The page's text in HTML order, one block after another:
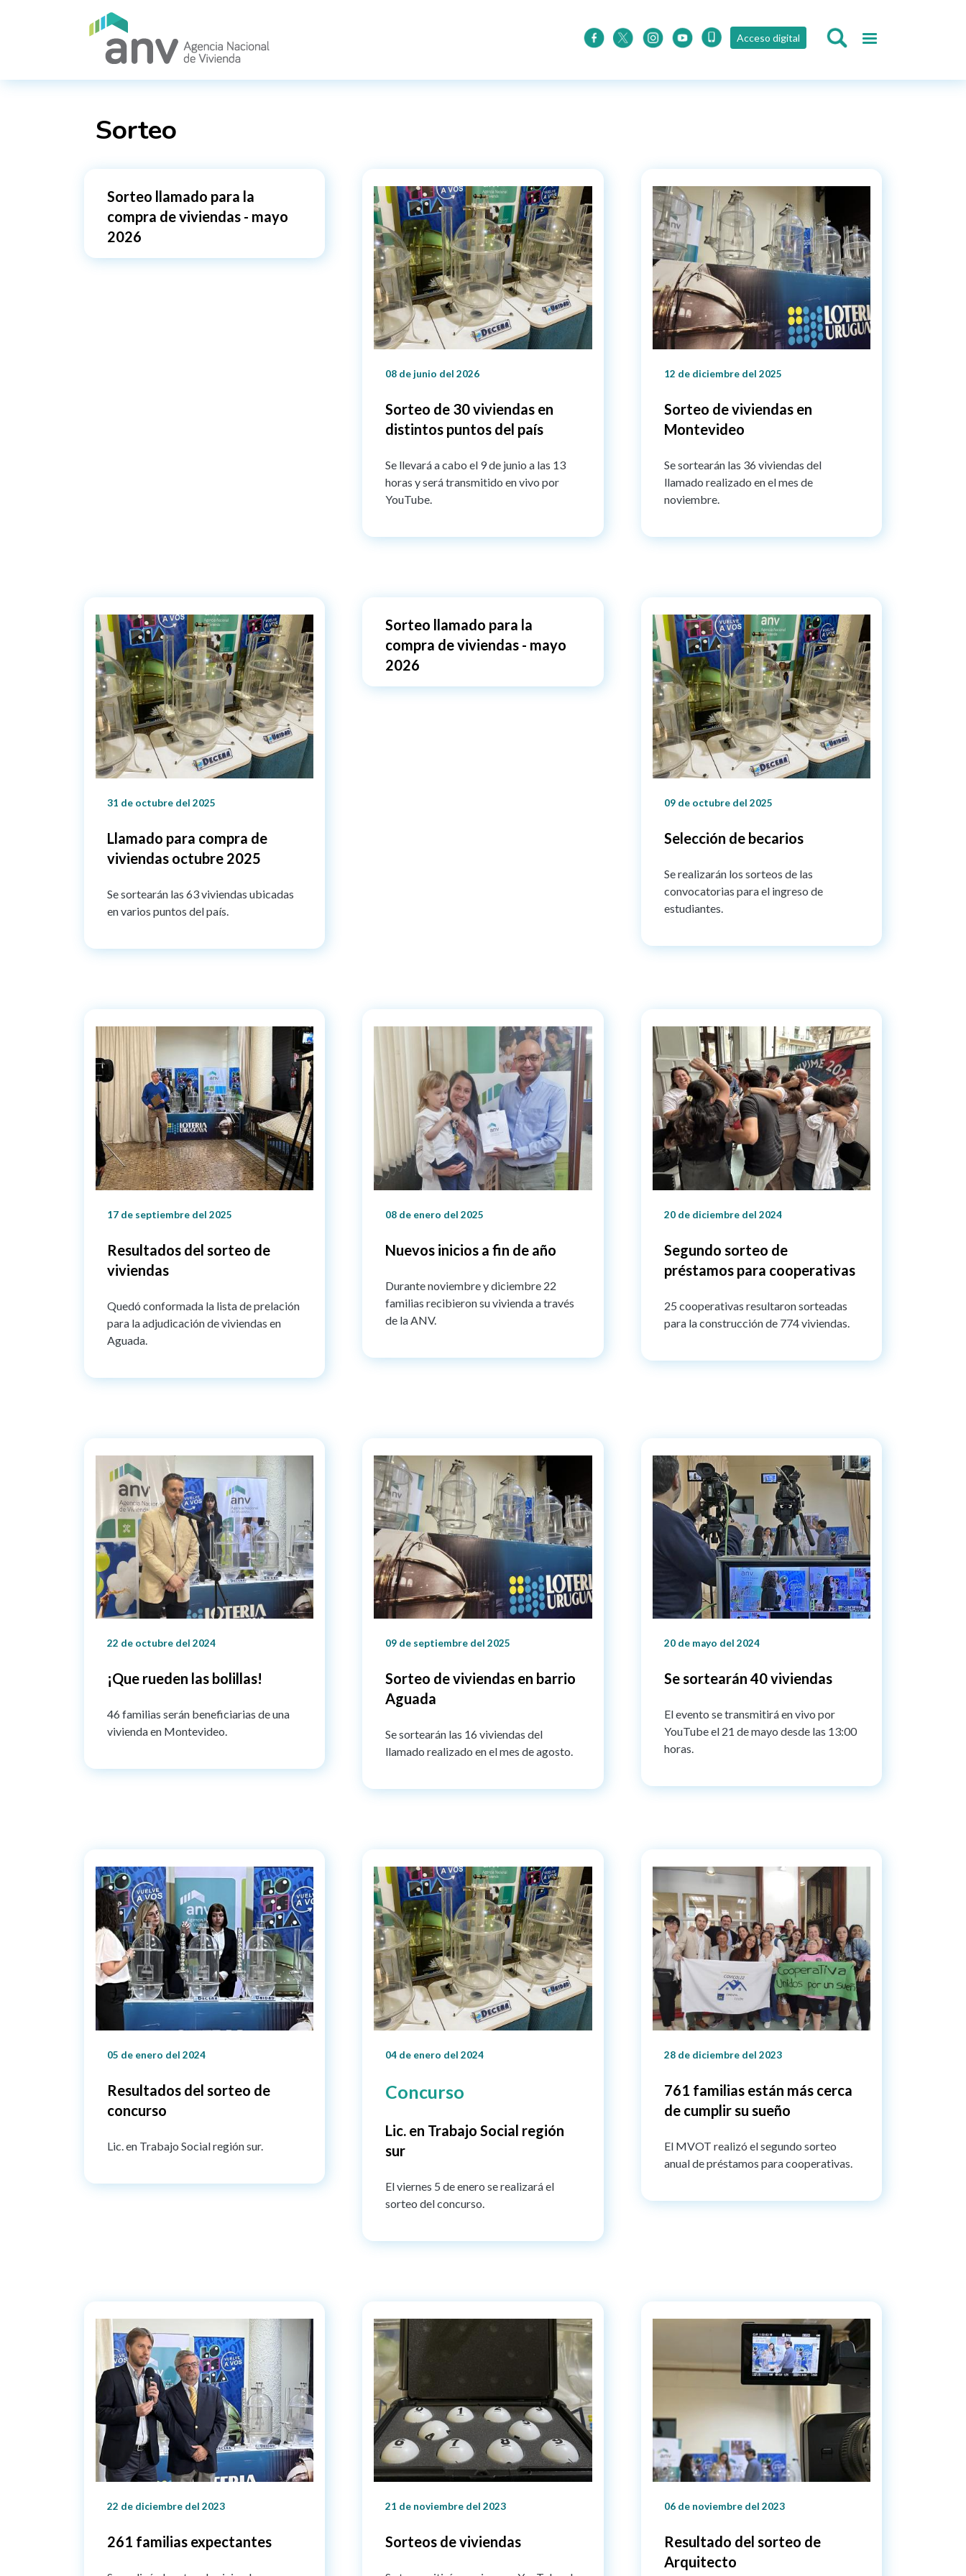
Acceso digital
Sorteo
Sorteo llamado para la
compra de viviendas - mayo
2026
08 de junio del 2026
Sorteo de 30 viviendas en
distintos puntos del país
Se llevará a cabo el 9 de junio a las 13
horas y será transmitido en vivo por
YouTube.
12 de diciembre del 2025
Sorteo de viviendas en
Montevideo
Se sortearán las 36 viviendas del
llamado realizado en el mes de
noviembre.
31 de octubre del 2025
Llamado para compra de
viviendas octubre 2025
Se sortearán las 63 viviendas ubicadas
en varios puntos del país.
Sorteo llamado para la
compra de viviendas - mayo
2026
09 de octubre del 2025
Selección de becarios
Se realizarán los sorteos de las
convocatorias para el ingreso de
estudiantes.
17 de septiembre del 2025
Resultados del sorteo de
viviendas
Quedó conformada la lista de prelación
para la adjudicación de viviendas en
Aguada.
08 de enero del 2025
Nuevos inicios a fin de año
Durante noviembre y diciembre 22
familias recibieron su vivienda a través
de la ANV.
20 de diciembre del 2024
Segundo sorteo de
préstamos para cooperativas
25 cooperativas resultaron sorteadas
para la construcción de 774 viviendas.
22 de octubre del 2024
¡Que rueden las bolillas!
46 familias serán beneficiarias de una
vivienda en Montevideo.
09 de septiembre del 2025
Sorteo de viviendas en barrio
Aguada
Se sortearán las 16 viviendas del
llamado realizado en el mes de agosto.
20 de mayo del 2024
Se sortearán 40 viviendas
El evento se transmitirá en vivo por
YouTube el 21 de mayo desde las 13:00
horas.
05 de enero del 2024
Resultados del sorteo de
concurso
Lic. en Trabajo Social región sur.
04 de enero del 2024
Concurso
Lic. en Trabajo Social región
sur
El viernes 5 de enero se realizará el
sorteo del concurso.
28 de diciembre del 2023
761 familias están más cerca
de cumplir su sueño
El MVOT realizó el segundo sorteo
anual de préstamos para cooperativas.
22 de diciembre del 2023
261 familias expectantes
21 de noviembre del 2023
Sorteos de viviendas
06 de noviembre del 2023
Resultado del sorteo de
Arquitecto